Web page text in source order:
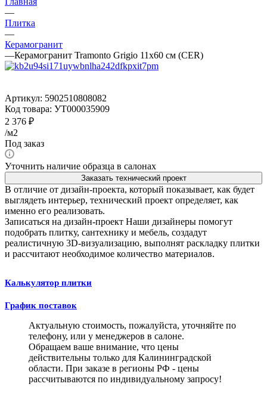
—
Плитка
—
Керамогранит
—Керамогранит Tramonto Grigio 11x60 см (CER)
Артикул: 5902510808082
Код товара: УТ000035909
2 376 ₽
/м2
Под заказ
Уточнить наличие образца в салонах
Заказать технический проект
В отличие от дизайн-проекта, который показывает, как будет
выглядеть интерьер, технический проект определяет, как
именно его реализовать.
Записаться на дизайн-проект Наши дизайнеры помогут
подобрать плитку, сантехнику и мебель, создадут
реалистичную 3D-визуализацию, выполнят раскладку плитки
и рассчитают необходимое количество материалов.
Калькулятор плитки
График поставок
Актуальную стоимость, пожалуйста, уточняйте по
телефону, или у менеджеров в салоне.
Обращаем ваше внимание, что цены
действительны только для Калининградской
области. При заказе в регионы РФ - цены
рассчитываются по индивидуальному запросу!